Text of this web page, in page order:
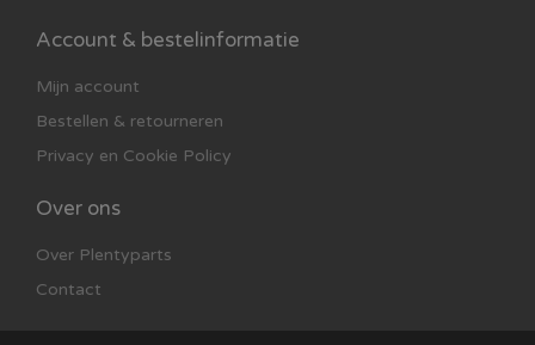
Account & bestelinformatie
Mijn account
Bestellen & retourneren
Privacy en Cookie Policy
Over ons
Over Plentyparts
Contact